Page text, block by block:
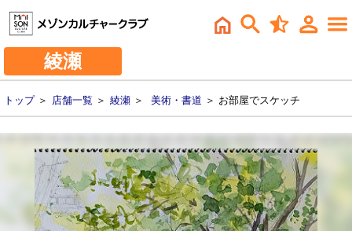
綾瀬
トップ＞ 店舗一覧 ＞ 綾瀬 ＞ 美術・書道 ＞ お部屋でスケッチ